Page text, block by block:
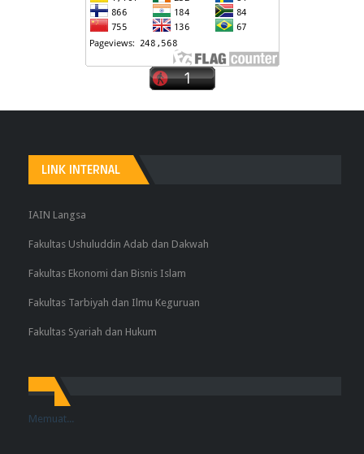
LINK INTERNAL
IAIN Langsa
Fakultas Ushuluddin Adab dan Dakwah
Fakultas Ekonomi dan Bisnis Islam
Fakultas Tarbiyah dan Ilmu Keguruan
Fakultas Syariah dan Hukum
Memuat...